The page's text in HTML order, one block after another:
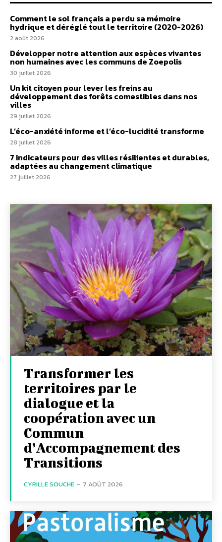
Comment le sol français a perdu sa mémoire
hydrique et déréglé tout le territoire (2020-2026)
2 août 2026
Développer notre attention aux espèces vivantes
non humaines avec les communs de Zoepolis
30 juillet 2026
Un kit citoyen pour lever les freins au
développement des forêts comestibles dans nos
villes
29 juillet 2026
L’éco-anxiété informe et l’éco-lucidité transforme
28 juillet 2026
7 indicateurs pour des villes résilientes et durables,
adaptées au changement climatique
27 juillet 2026
Transformer les
territoires par le
dialogue et la
coopération avec un
Commun
d’Accompagnement des
Transitions
CYRILLE SOUCHE - 7 AOÛT 2026